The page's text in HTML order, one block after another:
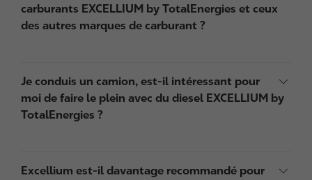
carburants EXCELLIUM by TotalEnergies et ceux
des autres marques de carburant ?
Je conduis un camion, est-il intéressant pour
moi de faire le plein avec du diesel EXCELLIUM by
TotalEnergies ?
Excellium est-il davantage recommandé pour